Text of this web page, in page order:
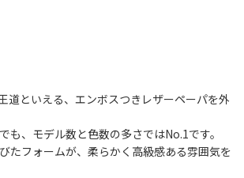
道といえる、エンボスつきレザーペーパを外
も、モデル数と色数の多さではNo.1です。
たフォームが、柔らかく高級感ある雰囲気を